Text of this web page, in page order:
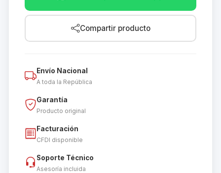
Compartir producto
Envío Nacional
A toda la República
Garantía
Producto original
Facturación
CFDI disponible
Soporte Técnico
Asesoría incluida